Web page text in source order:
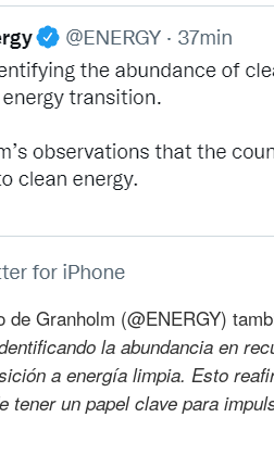
Granholm (@ENERGY)
la abundancia en
a energía limpia. Esto
tener un papel clave para